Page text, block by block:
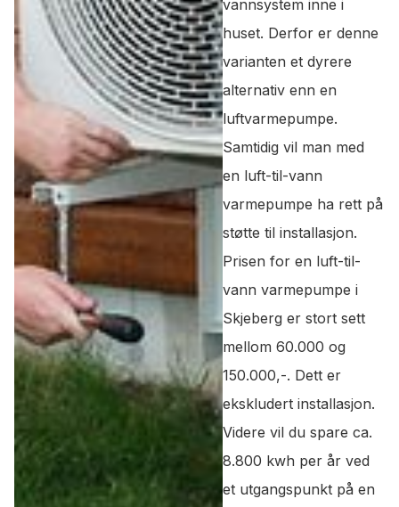
vannsystem inne i
huset. Derfor er denne
varianten et dyrere
alternativ enn en
luftvarmepumpe.
Samtidig vil man med
en luft-til-vann
varmepumpe ha rett på
støtte til installasjon.
Prisen for en luft-til-
vann varmepumpe i
Skjeberg er stort sett
mellom 60.000 og
150.000,-. Dett er
ekskludert installasjon.
Videre vil du spare ca.
8.800 kwh per år ved
et utgangspunkt på en